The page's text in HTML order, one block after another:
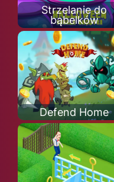
Strzelanie do
bąbelków
Defend Home